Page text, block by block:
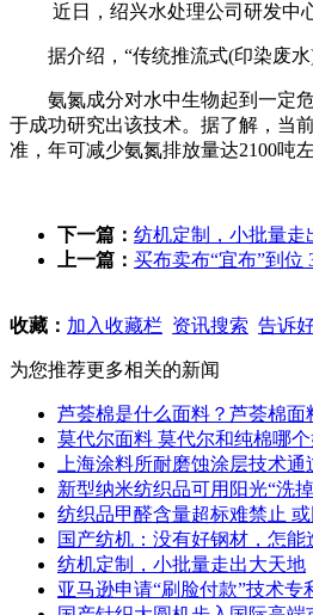
近日，绍兴水处理公司研发中心
据介绍，“传统推流式(印染废水)
氨氮成分对水中生物起到一定危
于成功研究出该技术。据了解，当
准，年可减少氨氮排放量达2100吨左
下一篇： 纺机定制，小批量走
上一篇： 买布卖布“宜布”到位
收藏： 加入收藏栏 资讯搜索 告诉
为您推荐更多相关的新闻
芦荟棉是什么面料？芦荟棉面
莫代尔面料 莫代尔和纯棉哪
上海涂料所耐磨蚀涂层技术
新型纳米纺织品可用阳光“洗
纺织品甲醛含量超标难禁止
国产纺机：没有好钢材，怎能
纺机定制，小批量走出大天地
亚马逊申请“刷脸付款”技术专